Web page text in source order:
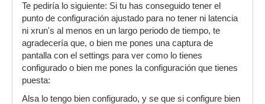
Te pediría lo siguiente: Si tu has conseguido tener el
punto de configuración ajustado para no tener ni latencia
ni xrun's al menos en un largo periodo de tiempo, te
agradecería que, o bien me pones una captura de
pantalla con el settings para ver como lo tienes
configurado o bien me pones la configuración que tienes
puesta:
Alsa lo tengo bien configurado, y se que si configure bien